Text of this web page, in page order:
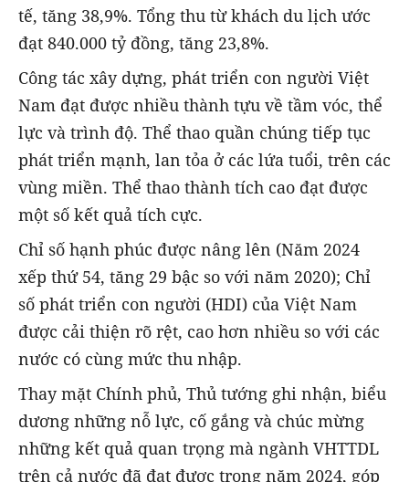
tế, tăng 38,9%. Tổng thu từ khách du lịch ước
đạt 840.000 tỷ đồng, tăng 23,8%.
Công tác xây dựng, phát triển con người Việt
Nam đạt được nhiều thành tựu về tầm vóc, thể
lực và trình độ. Thể thao quần chúng tiếp tục
phát triển mạnh, lan tỏa ở các lứa tuổi, trên các
vùng miền. Thể thao thành tích cao đạt được
một số kết quả tích cực.
Chỉ số hạnh phúc được nâng lên (Năm 2024
xếp thứ 54, tăng 29 bậc so với năm 2020); Chỉ
số phát triển con người (HDI) của Việt Nam
được cải thiện rõ rệt, cao hơn nhiều so với các
nước có cùng mức thu nhập.
Thay mặt Chính phủ, Thủ tướng ghi nhận, biểu
dương những nỗ lực, cố gắng và chúc mừng
những kết quả quan trọng mà ngành VHTTDL
trên cả nước đã đạt được trong năm 2024, góp